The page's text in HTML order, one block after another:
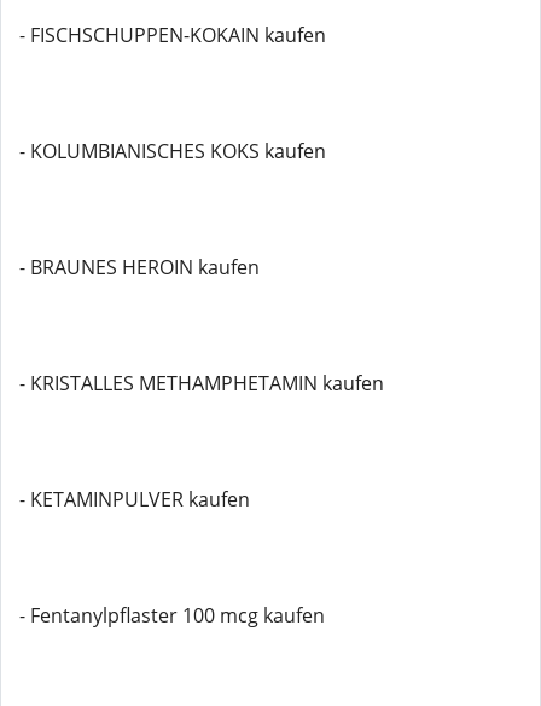
- FISCHSCHUPPEN-KOKAIN kaufen
- KOLUMBIANISCHES KOKS kaufen
- BRAUNES HEROIN kaufen
- KRISTALLES METHAMPHETAMIN kaufen
- KETAMINPULVER kaufen
- Fentanylpflaster 100 mcg kaufen